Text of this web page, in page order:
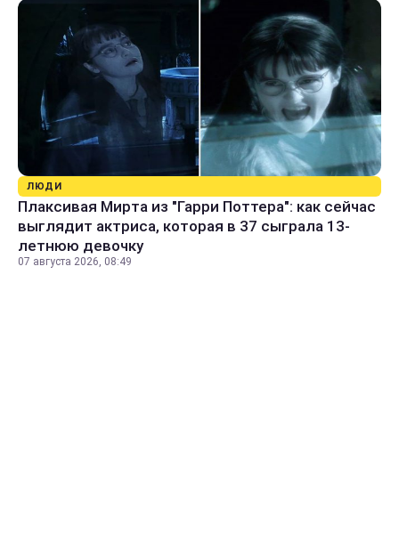
ЛЮДИ
Плаксивая Мирта из "Гарри Поттера": как сейчас
выглядит актриса, которая в 37 сыграла 13-
летнюю девочку
07 августа 2026, 08:49